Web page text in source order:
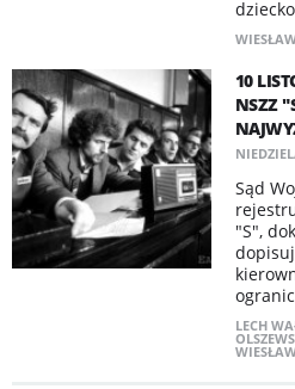
​10
NSZZ
Sąd
"S",
LECH